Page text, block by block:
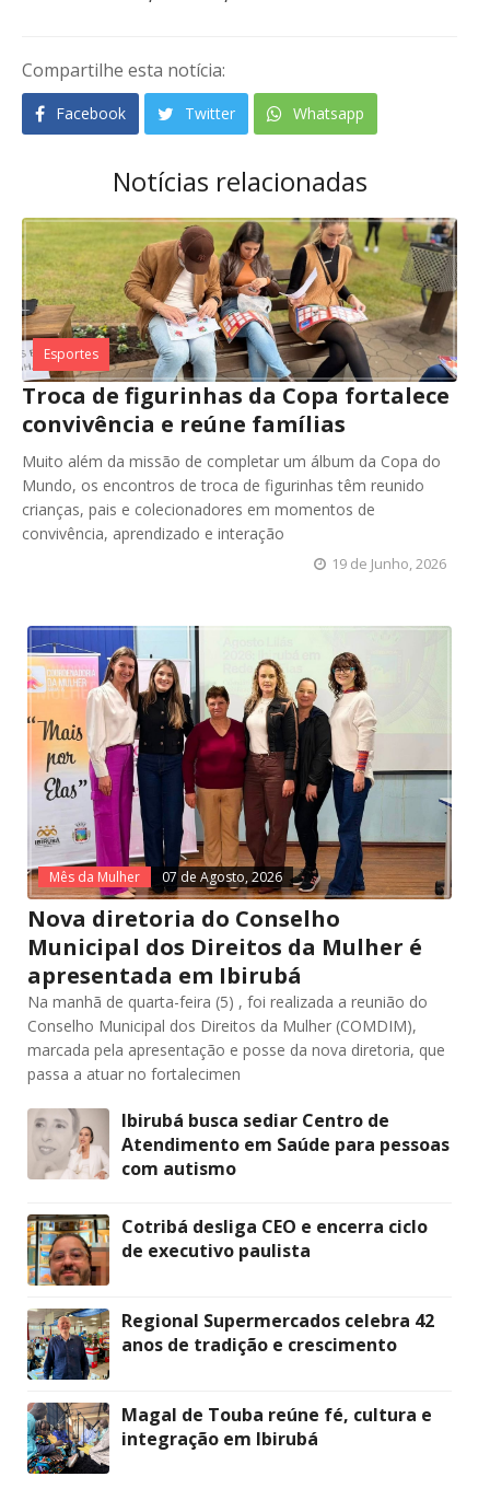
Compartilhe esta notícia:
Facebook Twitter Whatsapp
Notícias relacionadas
Esportes
Troca de figurinhas da Copa fortalece
convivência e reúne famílias
Muito além da missão de completar um álbum da Copa do
Mundo, os encontros de troca de figurinhas têm reunido
crianças, pais e colecionadores em momentos de
convivência, aprendizado e interação
19 de Junho, 2026
Mês da Mulher 07 de Agosto, 2026
Nova diretoria do Conselho
Municipal dos Direitos da Mulher é
apresentada em Ibirubá
Na manhã de quarta-feira (5) , foi realizada a reunião do
Conselho Municipal dos Direitos da Mulher (COMDIM),
marcada pela apresentação e posse da nova diretoria, que
passa a atuar no fortalecimen
Ibirubá busca sediar Centro de
Atendimento em Saúde para pessoas
com autismo
Cotribá desliga CEO e encerra ciclo
de executivo paulista
Regional Supermercados celebra 42
anos de tradição e crescimento
Magal de Touba reúne fé, cultura e
integração em Ibirubá